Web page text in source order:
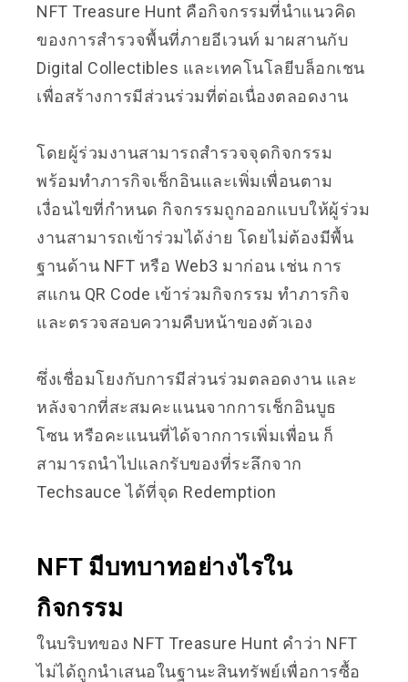
NFT Treasure Hunt คือกิจกรรมที่นำแนวคิด
ของการสำรวจพื้นที่ภายอีเวนท์ มาผสานกับ
Digital Collectibles และเทคโนโลยีบล็อกเชน
เพื่อสร้างการมีส่วนร่วมที่ต่อเนื่องตลอดงาน
โดยผู้ร่วมงานสามารถสำรวจจุดกิจกรรม
พร้อมทำภารกิจเช็กอินและเพิ่มเพื่อนตาม
เงื่อนไขที่กำหนด กิจกรรมถูกออกแบบให้ผู้ร่วม
งานสามารถเข้าร่วมได้ง่าย โดยไม่ต้องมีพื้น
ฐานด้าน NFT หรือ Web3 มาก่อน เช่น การ
สแกน QR Code เข้าร่วมกิจกรรม ทำภารกิจ
และตรวจสอบความคืบหน้าของตัวเอง
ซึ่งเชื่อมโยงกับการมีส่วนร่วมตลอดงาน และ
หลังจากที่สะสมคะแนนจากการเช็กอินบูธ
โซน หรือคะแนนที่ได้จากการเพิ่มเพื่อน ก็
สามารถนำไปแลกรับของที่ระลึกจาก
Techsauce ได้ที่จุด Redemption
NFT มีบทบาทอย่างไรใน
กิจกรรม
ในบริบทของ NFT Treasure Hunt คำว่า NFT
ไม่ได้ถูกนำเสนอในฐานะสินทรัพย์เพื่อการซื้อ